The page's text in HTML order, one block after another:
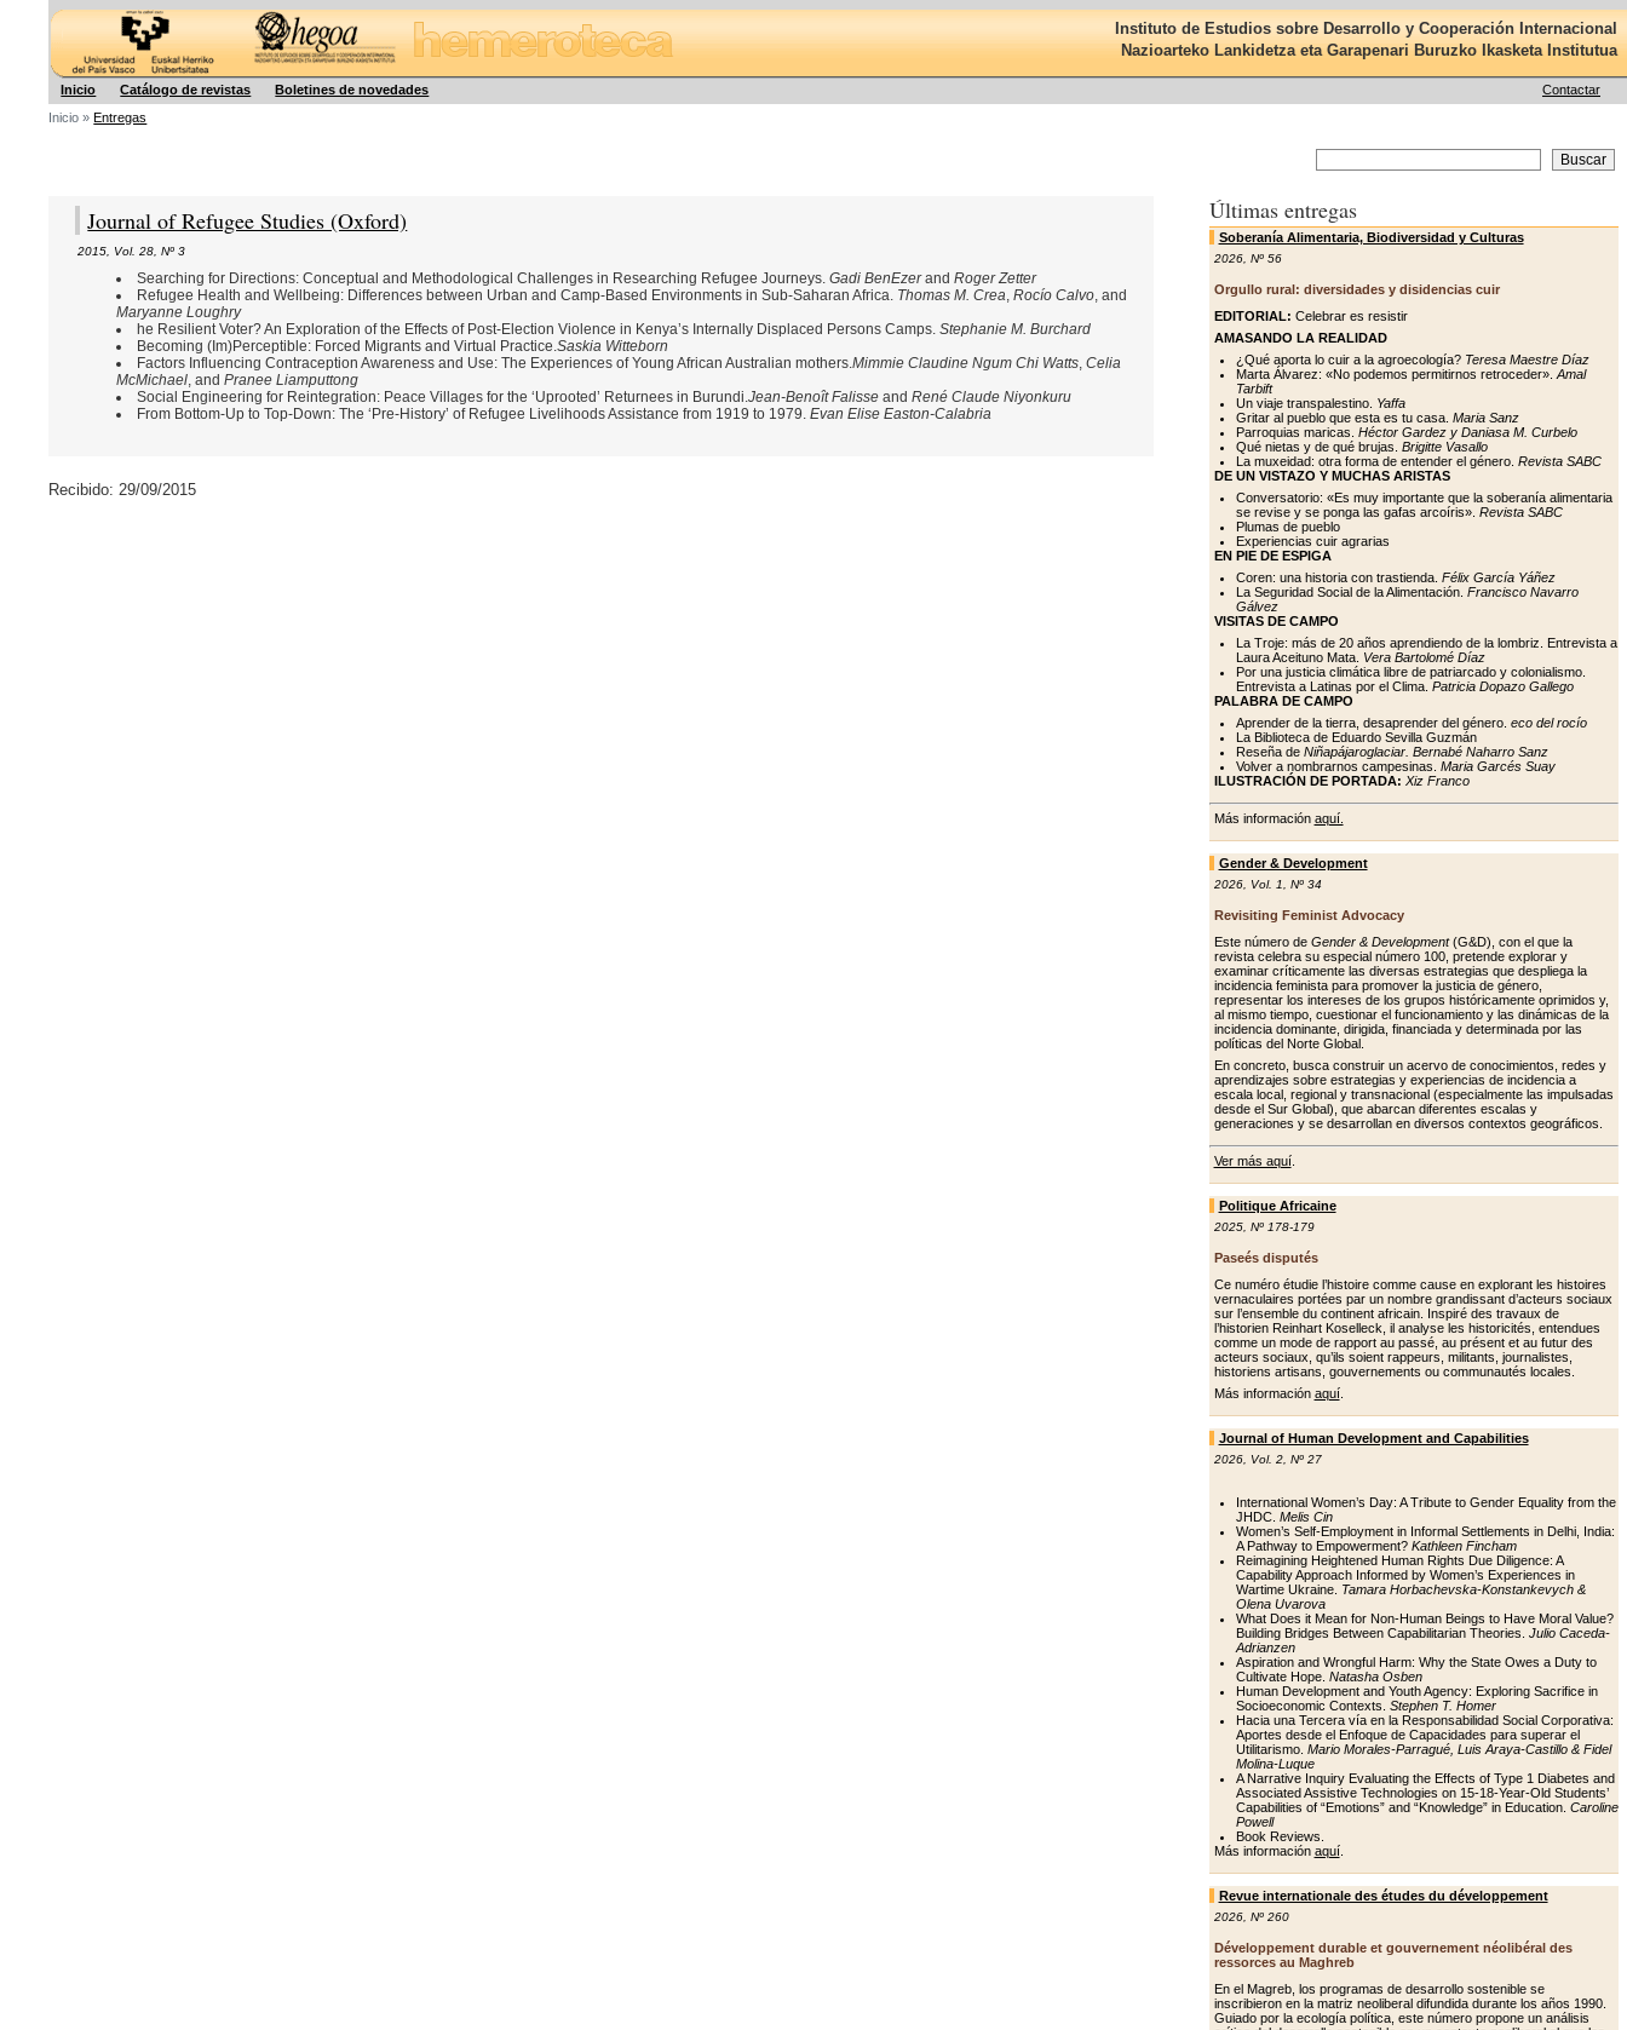
Instituto de Estudios sobre Desarrollo y Cooperación Internacional
Nazioarteko Lankidetza eta Garapenari Buruzko Ikasketa Institutua
Inicio Catálogo de revistas Boletines de novedades
Contactar
Inicio »Entregas
Últimas entregas
Soberanía Alimentaria, Biodiversidad y Culturas
2026, Nº 56
Orgullo rural: diversidades y disidencias cuir
EDITORIAL: Celebrar es resistir
AMASANDO LA REALIDAD
¿Qué aporta lo cuir a la agroecología? Teresa Maestre Díaz
Marta Álvarez: «No podemos permitirnos retroceder». Amal
Tarbift
Un viaje transpalestino. Yaffa
Gritar al pueblo que esta es tu casa. Maria Sanz
Parroquias maricas. Héctor Gardez y Daniasa M. Curbelo
Qué nietas y de qué brujas. Brigitte Vasallo
La muxeidad: otra forma de entender el género. Revista SABC
DE UN VISTAZO Y MUCHAS ARISTAS
Conversatorio: «Es muy importante que la soberanía alimentaria
se revise y se ponga las gafas arcoíris». Revista SABC
Plumas de pueblo
Experiencias cuir agrarias
EN PIE DE ESPIGA
Coren: una historia con trastienda. Félix García Yáñez
La Seguridad Social de la Alimentación. Francisco Navarro
Gálvez
VISITAS DE CAMPO
La Troje: más de 20 años aprendiendo de la lombriz. Entrevista a
Laura Aceituno Mata. Vera Bartolomé Díaz
Por una justicia climática libre de patriarcado y colonialismo.
Entrevista a Latinas por el Clima. Patricia Dopazo Gallego
PALABRA DE CAMPO
Aprender de la tierra, desaprender del género. eco del rocío
La Biblioteca de Eduardo Sevilla Guzmán
Reseña de Niñapájaroglaciar. Bernabé Naharro Sanz
Volver a nombrarnos campesinas. Maria Garcés Suay
ILUSTRACIÓN DE PORTADA: Xiz Franco
Más información aquí.
Gender & Development
2026, Vol. 1 Nº 34
Revisiting Feminist Advocacy
Este número de Gender & Development(G&D), con el que la
revista celebra su especial número 100, pretende explorar y
examinar críticamente las diversas estrategias que despliega la
incidencia feminista para promover la justicia de género,
representar los intereses de los grupos históricamente oprimidos y,
al mismo tiempo, cuestionar el funcionamiento y las dinámicas de la
incidencia dominante, dirigida, financiada y determinada por las
políticas del Norte Global.
En concreto, busca construir un acervo de conocimientos, redes y
aprendizajes sobre estrategias y experiencias de incidencia a
escala local, regional y transnacional (especialmente las impulsadas
desde el Sur Global), que abarcan diferentes escalas y
generaciones y se desarrollan en diversos contextos geográficos.
Ver más aquí.
Politique Africaine
2025, Nº 178-179
Paseés disputés
Ce numéro étudie l’histoire comme cause en explorant les histoires
vernaculaires portées par un nombre grandissant d’acteurs sociaux
sur l’ensemble du continent africain. Inspiré des travaux de
l’historien Reinhart Koselleck, il analyse les historicités, entendues
comme un mode de rapport au passé, au présent et au futur des
acteurs sociaux, qu’ils soient rappeurs, militants, journalistes,
historiens artisans, gouvernements ou communautés locales.
Más información aquí.
Journal of Human Development and Capabilities
2026, Vol. 2, Nº 27
International Women’s Day: A Tribute to Gender Equality from the
JHDC. Melis Cin
Women’s Self-Employment in Informal Settlements in Delhi, India:
A Pathway to Empowerment? Kathleen Fincham
Reimagining Heightened Human Rights Due Diligence: A
Capability Approach Informed by Women’s Experiences in
Wartime Ukraine. Tamara Horbachevska-Konstankevych &
Olena Uvarova
What Does it Mean for Non-Human Beings to Have Moral Value?
Building Bridges Between Capabilitarian Theories. Julio Caceda-
Adrianzen
Aspiration and Wrongful Harm: Why the State Owes a Duty to
Cultivate Hope. Natasha Osben
Human Development and Youth Agency: Exploring Sacrifice in
Socioeconomic Contexts. Stephen T. Homer
Hacia una Tercera vía en la Responsabilidad Social Corporativa:
Aportes desde el Enfoque de Capacidades para superar el
Utilitarismo. Mario Morales-Parragué, Luis Araya-Castillo & Fidel
Molina-Luque
A Narrative Inquiry Evaluating the Effects of Type 1 Diabetes and
Associated Assistive Technologies on 15-18-Year-Old Students’
Capabilities of “Emotions” and “Knowledge” in Education. Caroline
Powell
Book Reviews.
Más información aquí.
Revue internationale des études du développement
2026, Nº 260
Développement durable et gouvernement néolibéral des
ressorces au Maghreb
En el Magreb, los programas de desarrollo sostenible se
inscribieron en la matriz neoliberal difundida durante los años 1990.
Guiado por la ecología política, este número propone un análisis
Journal of Refugee Studies (Oxford)
2015 Vol. 28 ,Nº 3
Searching for Directions: Conceptual and Methodological Challenges in Researching Refugee Journeys.Gadi BenEzerandRoger Zetter
Refugee Health and Wellbeing: Differences between Urban and Camp-Based Environments in Sub-Saharan Africa. Thomas M. Crea,Rocío Calvo, and
Maryanne Loughry
he Resilient Voter? An Exploration of the Effects of Post-Election Violence in Kenya’s Internally Displaced Persons Camps.Stephanie M. Burchard
Becoming (Im)Perceptible: Forced Migrants and Virtual Practice.Saskia Witteborn
Factors Influencing Contraception Awareness and Use: The Experiences of Young African Australian mothers.Mimmie Claudine Ngum Chi Watts,Celia
McMichael, andPranee Liamputtong
Social Engineering for Reintegration: Peace Villages for the ‘Uprooted’ Returnees in Burundi.Jean-Benoît Falisse andRené Claude Niyonkuru
From Bottom-Up to Top-Down: The ‘Pre-History’ of Refugee Livelihoods Assistance from 1919 to 1979.Evan Elise Easton-Calabria
Recibido: 29/09/2015